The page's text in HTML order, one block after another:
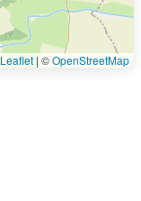
Leaflet | ©OpenStreetMap